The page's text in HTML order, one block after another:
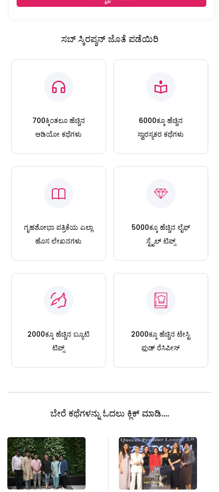
ಸಬ್ ಸ್ಕಿರಪ್ಶನ್ ಜೊತೆ ಪಡೆಯಿರಿ
700ಕ್ಕಿಂತಲೂ ಹೆಚ್ಚಿನ
ಆಡಿಯೋ ಕಥೆಗಳು
6000ಕ್ಕೂ ಹೆಚ್ಚಿನ
ಸ್ವಾರಸ್ಯಕರ ಕಥೆಗಳು
ಗೃಹಶೋಭಾ ಪತ್ರಿಕೆಯ ಎಲ್ಲಾ
ಹೊಸ ಲೇಖನಗಳು
5000ಕ್ಕೂ ಹೆಚ್ಚಿನ ಲೈಫ್
ಸ್ಟೈಲ್ ಟಿಪ್ಸ್
2000ಕ್ಕೂ ಹೆಚ್ಚಿನ ಬ್ಯೂಟಿ
ಟಿಪ್ಸ್
2000ಕ್ಕೂ ಹೆಚ್ಚಿನ ಟೇಸ್ಟಿ
ಫುಡ್ ರೆಸಿಪೀಸ್
ಬೇರೆ ಕಥೆಗಳನ್ನು ಓದಲು ಕ್ಲಿಕ್ ಮಾಡಿ....